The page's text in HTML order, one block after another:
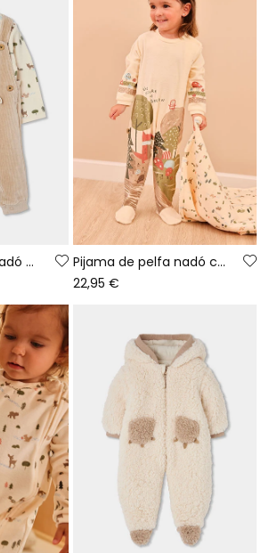
Conjunt de punt nadó nen beix estampat bosc
Pijama de pelfa nadó cru estampat bosc
22,95 €